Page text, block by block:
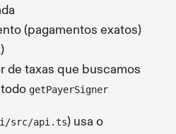
(pagamentos exatos)
de taxas que buscamos
getPayerSigner
src/api.ts) usa o